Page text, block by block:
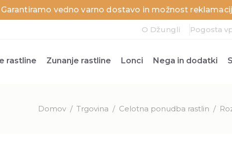
Garantiramo vedno varno dostavo in možnost
O Džungli Pogosta
rastline Zunanje rastline Lonci Nega in dodatki
Domov / Trgovina / Celotna ponudba rastlin /